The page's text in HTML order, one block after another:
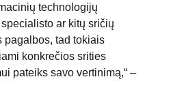
technologijų
ar kitų sričių
pagalbos, tad tokiais
konkrečios srities
pateiks savo vertinimą,“ –